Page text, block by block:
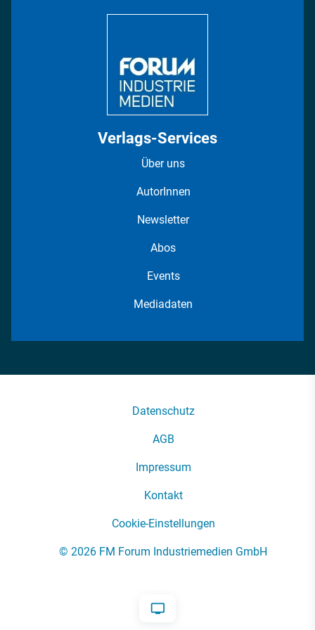
Verlags-Services
Über uns
AutorInnen
Newsletter
Abos
Events
Mediadaten
Datenschutz
AGB
Impressum
Kontakt
Cookie-Einstellungen
© 2026 FM Forum Industriemedien GmbH